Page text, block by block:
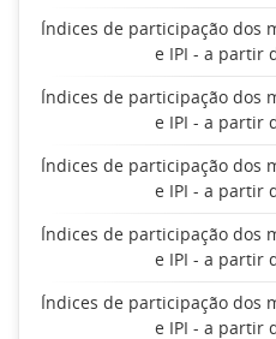
Índices de participação dos
e IPI - a partir
Índices de participação dos
e IPI - a partir
Índices de participação dos
e IPI - a partir
Índices de participação dos
e IPI - a partir
Índices de participação dos
e IPI - a partir